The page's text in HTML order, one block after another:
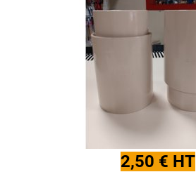
2,50 € HT